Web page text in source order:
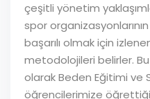
çeşitli yönetim
spor
başarılı olmak için
metodolojileri belirler.
olarak Beden Eğitimi ve
öğrencilerimize